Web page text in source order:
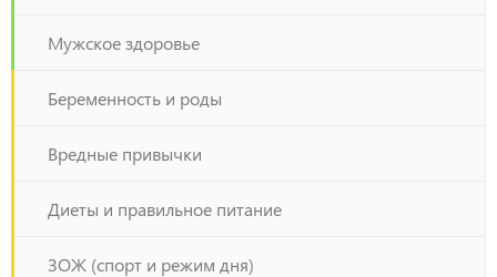
Мужское здоровье
Беременность и роды
Вредные привычки
Диеты и правильное питание
ЗОЖ (спорт и режим дня)